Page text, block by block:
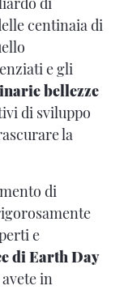
centinaia di
e gli
bellezze
di sviluppo
la
di
e
di Earth Day
in